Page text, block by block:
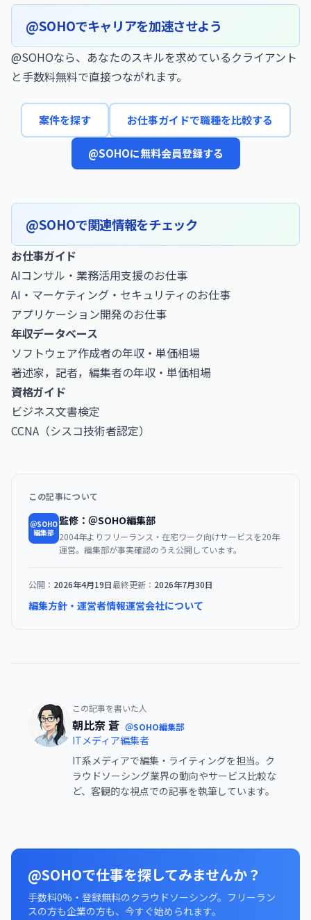
@SOHOでキャリアを加速させよう
@SOHOなら、あなたのスキルを求めているクライアント
と手数料無料で直接つながれます。
案件を探す お仕事ガイドで職種を比較する
@SOHOに無料会員登録する
@SOHOで関連情報をチェック
お仕事ガイド
AIコンサル・業務活用支援のお仕事
AI・マーケティング・セキュリティのお仕事
アプリケーション開発のお仕事
年収データベース
ソフトウェア作成者の年収・単価相場
著述家，記者，編集者の年収・単価相場
資格ガイド
ビジネス文書検定
CCNA（シスコ技術者認定）
この記事について
＠SOHO
編集部
監修：＠SOHO編集部
2004年よりフリーランス・在宅ワーク向けサービスを20年
運営。編集部が事実確認のうえ公開しています。
公開： 2026年4月19日最終更新： 2026年7月30日
編集方針・運営者情報運営会社について
この記事を書いた人
朝比奈 蒼 ＠SOHO編集部
ITメディア編集者
IT系メディアで編集・ライティングを担当。ク
ラウドソーシング業界の動向やサービス比較な
ど、客観的な視点での記事を執筆しています。
@SOHOで仕事を探してみませんか？
手数料0%・登録無料のクラウドソーシング。フリーラン
スの方も企業の方も、今すぐ始められます。